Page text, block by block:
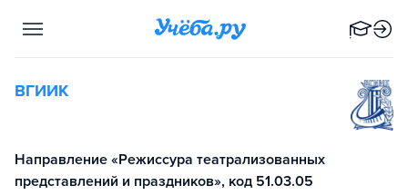
ВГИИК
Направление «Режиссура театрализованных
представлений и праздников», код 51.03.05